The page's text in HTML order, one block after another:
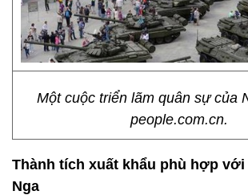
Một cuộc triển lãm quân sự của
people.com.cn.
Thành tích xuất khẩu phù hợp
Nga